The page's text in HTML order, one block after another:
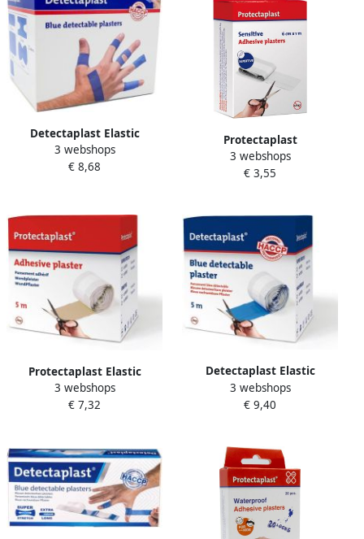
Detectaplast Elastic
textielpleister assorti
afmetingen pak van 100
3 webshops
€ 8,68
Protectaplast
Waterafstotende bruine
pleisters assorti 20 stuks
3 webshops
€ 3,55
Protectaplast Elastic
textielpleister ft 6 cm x 5 m
op rol
3 webshops
€ 7,32
Detectaplast Elastic
textielpleister ft 6 cm x 5 m
op rol
3 webshops
€ 9,40